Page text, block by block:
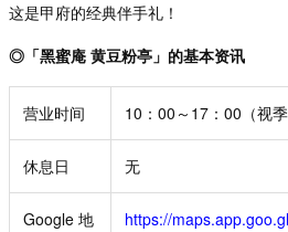
这是甲府的经典伴手礼！
◎「黑蜜庵 黄豆粉亭」的基本资讯
营业时间 10：00～17：00（视季
休息日 无
Google 地
https://